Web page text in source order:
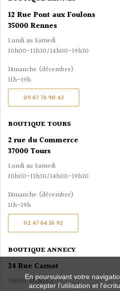
12 Rue Pont aux Foulons
35000 Rennes
Lundi au Samedi
10h00-13h30/14h00-19h30
Dimanche (décembre)
11h-19h
09 67 76 90 43
BOUTIQUE TOURS
2 rue du Commerce
37000 Tours
Lundi au Samedi
10h00-13h30/14h00-19h30
Dimanche (décembre)
11h-19h
02 47 64 16 92
BOUTIQUE ANNECY
24 Rue Carnot
74000 ANNECY
En poursuivant votre
accepter l’utilisation et